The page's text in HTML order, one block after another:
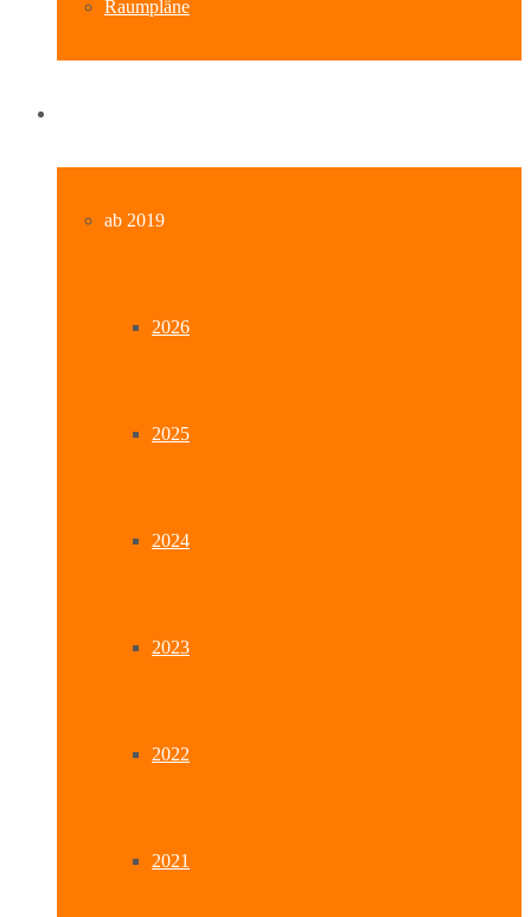
Raumpläne
ab 2019
2026
2025
2024
2023
2022
2021